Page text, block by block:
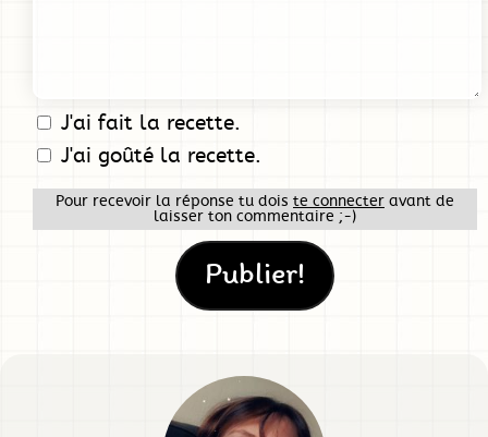
J'ai fait la recette.
J'ai goûté la recette.
Pour recevoir la réponse tu dois te connecter avant de
laisser ton commentaire ;-)